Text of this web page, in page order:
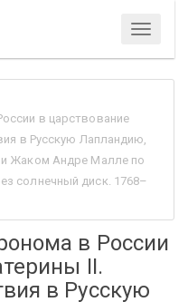
Меню
в царствование
в Русскую Лапландию,
и Жаком Андре Малле по
солнечный диск. 1768–
в России
II.
в Русскую